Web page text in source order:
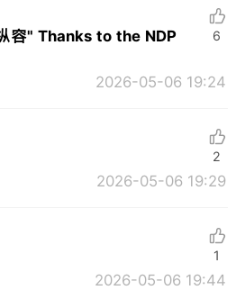
容" Thanks to the NDP
2026-05-06 19:24
6
2026-05-06 19:29
2
2026-05-06 19:44
1